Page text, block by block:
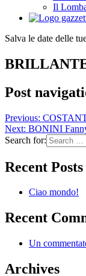
Il
Salva le date delle
Post
Previous:
Next: BONINI
Search for:
Recent Posts
Ciao mondo!
Recent
Un
Archives